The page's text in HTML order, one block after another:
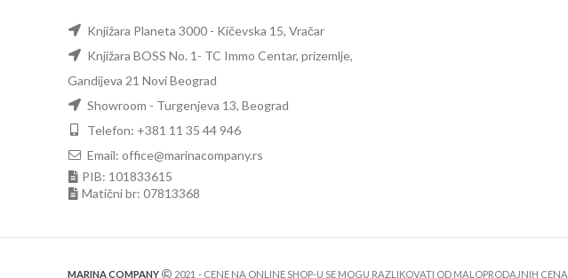
Knjižara Planeta 3000 - Kičevska 15, Vračar
Knjižara BOSS No. 1- TC Immo Centar, prizemlje,
Gandijeva 21 Novi Beograd
Showroom - Turgenjeva 13, Beograd
Telefon: +381 11 35 44 946
Email: office@marinacompany.rs
PIB: 101833615
Matični br: 07813368
MARINA COMPANY 2021 - CENE NA ONLINE SHOP-U SE MOGU RAZLIKOVATI OD MALOPRODAJNIH CENA.